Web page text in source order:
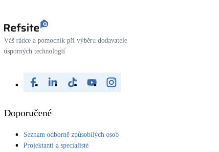
Váš rádce a pomocník při výběru dodavatele
úsporných technologií
Doporučené
Seznam odborně způsobilých osob
Projektanti a specialisté